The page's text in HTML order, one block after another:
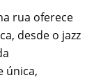
rua oferece
desde o jazz
única,